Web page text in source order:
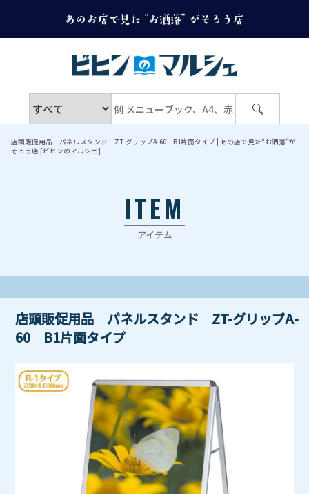
店頭販促用品 パネルスタンド ZT-グリップA-60 B1片面タイプ | あの店で見た“お洒落”が
そろう店 [ビヒンのマルシェ]
ITEM
アイテム
店頭販促用品 パネルスタンド ZT-グリップA-
60 B1片面タイプ